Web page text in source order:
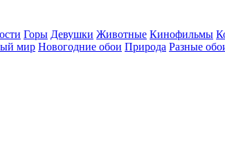
Горы Девушки Животные Кинофильмы
мир Новогодние обои Природа Разные